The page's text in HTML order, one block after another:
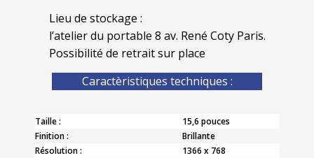
Lieu de stockage :
l’atelier du portable 8 av. René Coty Paris.
Possibilité de retrait sur place
Caractèristiques techniques :
Taille :
15,6 pouces
Finition :
Brillante
Résolution :
1366 x 768